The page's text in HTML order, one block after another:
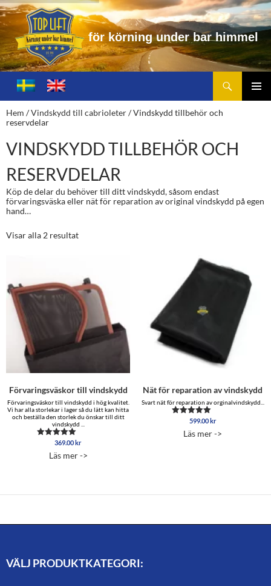
för körning under bar himme
Toplift.se – för körning under bar himmel
HOPPA
TILL
INNEHÅLL
Hem /Vindskydd till cabrioleter/ Vindskydd tillbehör och
reservdelar
VINDSKYDD TILLBEHÖR OCH
RESERVDELAR
Köp de delar du behöver till ditt vindskydd, såsom endast
förvaringsväska eller nät för reparation av original vindskydd på egen
hand…
Visar alla 2 resultat
Förvaringsväskor till vindskydd
Förvaringsväskor till vindskydd i hög kvalitet.
Vi har alla storlekar i lager så du lätt kan hitta
och beställa den storlek du önskar till ditt
vindskydd ...
Betygsatt
av 5
369.00 kr
Läs mer ->
Nät för reparation av vindskydd
Svart nät för reparation av orginalvindskydd...
Betygsatt
av 5
599.00 kr
Läs mer ->
VÄLJ PRODUKTKATEGORI: